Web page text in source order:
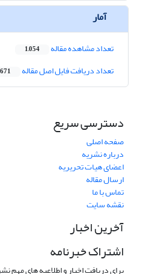
آمار
تعداد مشاهده مقاله 1,054
تعداد دریافت فایل اصل مقاله 671
دسترسی سریع
صفحه اصلی
درباره نشریه
اعضای هیات تحریریه
ارسال مقاله
تماس با ما
نقشه سایت
آخرین اخبار
اشتراک خبرنامه
برای دریافت اخبار و اطلاعیه های